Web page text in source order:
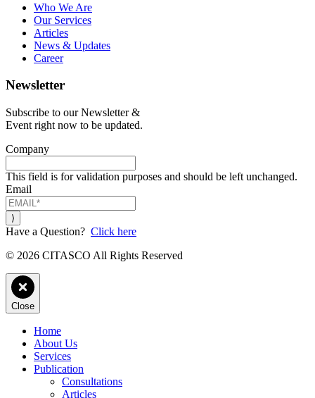
Who We Are
Our Services
Articles
News & Updates
Career
Newsletter
Subscribe to our Newsletter &
Event right now to be updated.
Company
This field is for validation purposes and should be left unchanged.
Email
Have a Question? Click here
© 2026 CITASCO All Rights Reserved
Close
Home
About Us
Services
Publication
Consultations
Articles